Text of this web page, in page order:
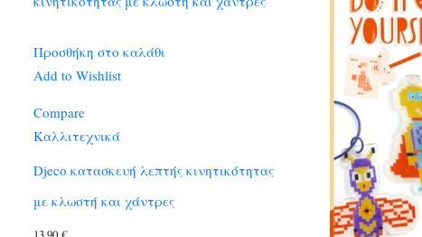
Προσθήκη στο καλάθι
Add to Wishlist
Compare
Καλλιτεχνικά
Djeco κατασκευή λεπτής κινητικότητας
με κλωστή και χάντρες